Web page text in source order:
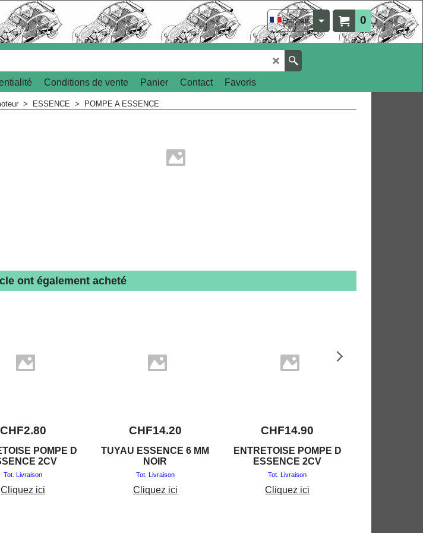
0
Français
Conditions de vente Panier Contact
Favoris
> ESSENCE > POMPE A ESSENCE
ont également acheté
CHF2.80
POMPE D
2CV
Tot. Livraison
Cliquez ici
CHF14.20
TUYAU ESSENCE 6 MM
NOIR
Tot. Livraison
Cliquez ici
CHF14.90
ENTRETOISE POMPE D
ESSENCE 2CV
Tot. Livraison
Cliquez ici